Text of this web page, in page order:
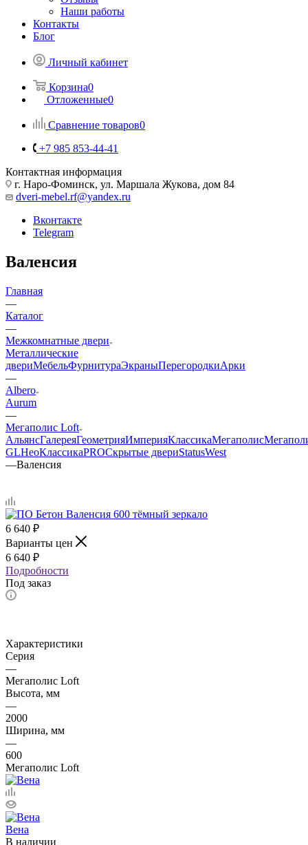
Наши работы
Контакты
Блог
Личный кабинет
Корзина0
Отложенные0
Сравнение товаров0
+7 985 853-44-41
Контактная информация
г. Наро-Фоминск, ул. Маршала Жукова, дом 84
dveri-mebel.rf@yandex.ru
Вконтакте
Telegram
Валенсия
Главная
—
Каталог
—
Межкомнатные двери
Металлические
двериМебельФурнитураЭкраныПерегородкиАрки
—
Albero
Aurum
—
Мегаполис Loft
АльянсГалереяГеометрияИмперияКлассикаМегаполис
GLНеоКлассикаPROСкрытые двериStatusWest
—Валенсия
6 640 ₽
Варианты цен
6 640 ₽
Подробности
Под заказ
Характеристики
Серия
—
Мегаполис Loft
Высота, мм
—
2000
Ширина, мм
—
600
Мегаполис Loft
Вена
В наличии